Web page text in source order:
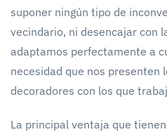
suponer ningún tipo de
vecindario, ni desencajar con
adaptamos perfectamente a
necesidad que nos presenten
decoradores con los que
La principal ventaja que